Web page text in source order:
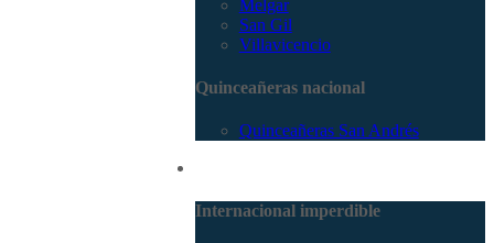
Melgar
San Gil
Villavicencio
Quinceañeras nacional
Quinceañeras San Andrés
Internacional imperdible